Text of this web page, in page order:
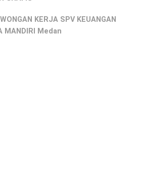
KERJA SPV KEUANGAN
MANDIRI Medan